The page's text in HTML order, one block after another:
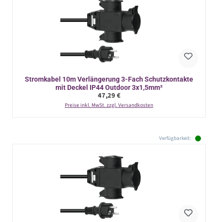
Stromkabel 10m Verlängerung 3-Fach Schutzkontakte
mit Deckel IP44 Outdoor 3x1,5mm²
Regulärer Preis:
47,29 €
Preise inkl. MwSt. zzgl. Versandkosten
Verfügbarkeit: